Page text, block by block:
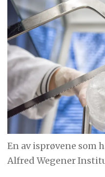
En av isprøvene som
Alfred Wegener